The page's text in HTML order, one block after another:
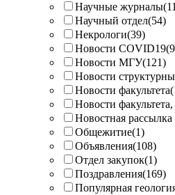
Научные журналы
Научный отдел(54)
Некрологи(39)
Новости COVID19
Новости МГУ(121)
Новости
Новости факультета
Новости
Новостная
Общежитие(1)
Объявления(108)
Отдел закупок(1)
Поздравления(169)
Популярная